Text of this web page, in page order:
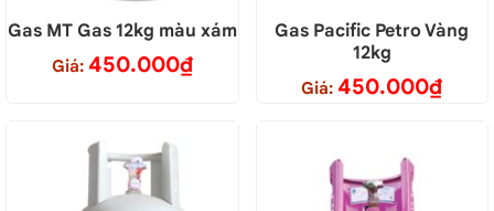
Gas MT Gas 12kg màu xám
Giá: 450.000₫
Gas Pacific Petro Vàng
12kg
Giá: 450.000₫